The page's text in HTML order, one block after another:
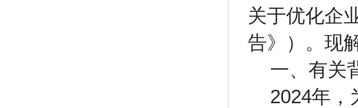
关于优化企
告》）。现
一、有关
2024年，